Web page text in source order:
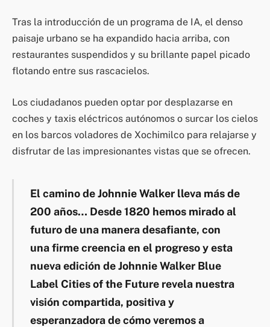
Tras la introducción de un programa de IA, el denso
paisaje urbano se ha expandido hacia arriba, con
restaurantes suspendidos y su brillante papel picado
flotando entre sus rascacielos.
Los ciudadanos pueden optar por desplazarse en
coches y taxis eléctricos autónomos o surcar los cielos
en los barcos voladores de Xochimilco para relajarse y
disfrutar de las impresionantes vistas que se ofrecen.
El camino de Johnnie Walker lleva más de
200 años… Desde 1820 hemos mirado al
futuro de una manera desafiante, con
una firme creencia en el progreso y esta
nueva edición de Johnnie Walker Blue
Label Cities of the Future revela nuestra
visión compartida, positiva y
esperanzadora de cómo veremos a